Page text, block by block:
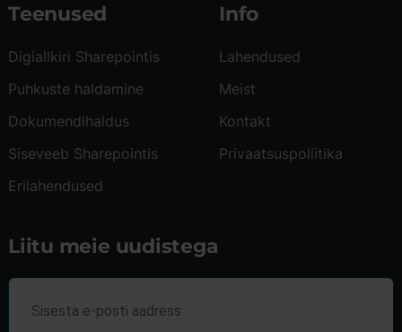
Info
Lahendused
Meist
Kontakt
Privaatsuspoliitika
Teenused
Digiallkiri Sharepointis
Puhkuste haldamine
Dokumendihaldus
Siseveeb Sharepointis
Erilahendused
Liitu meie uudistega